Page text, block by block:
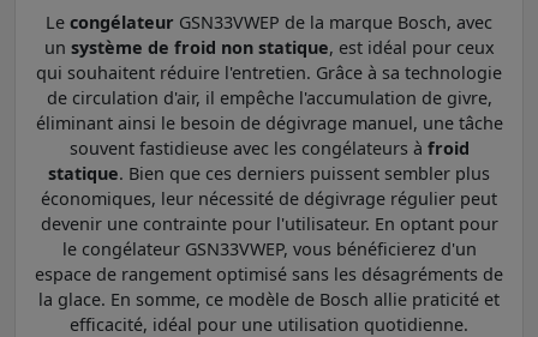
Le congélateur GSN33VWEP de la marque Bosch, avec
un système de froid non statique, est idéal pour ceux
qui souhaitent réduire l'entretien. Grâce à sa technologie
de circulation d'air, il empêche l'accumulation de givre,
éliminant ainsi le besoin de dégivrage manuel, une tâche
souvent fastidieuse avec les congélateurs à froid
statique. Bien que ces derniers puissent sembler plus
économiques, leur nécessité de dégivrage régulier peut
devenir une contrainte pour l'utilisateur. En optant pour
le congélateur GSN33VWEP, vous bénéficierez d'un
espace de rangement optimisé sans les désagréments de
la glace. En somme, ce modèle de Bosch allie praticité et
efficacité, idéal pour une utilisation quotidienne.